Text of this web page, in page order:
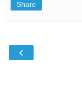
Share
‹